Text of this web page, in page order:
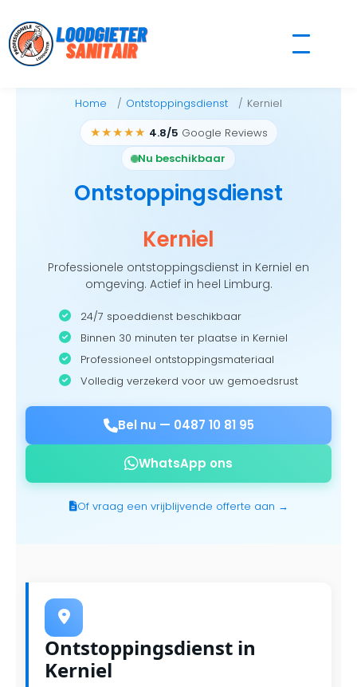
to
content
Home Ontstoppingsdienst Kerniel
★★★★★ 4.8/5 Google Reviews
Nu beschikbaar
Ontstoppingsdienst
Kerniel
Professionele ontstoppingsdienst in Kerniel en
omgeving. Actief in heel Limburg.
24/7 spoeddienst beschikbaar
Binnen 30 minuten ter plaatse in Kerniel
Professioneel ontstoppingsmateriaal
Volledig verzekerd voor uw gemoedsrust
Bel nu — 0487 10 81 95
WhatsApp ons
Of vraag een vrijblijvende offerte aan →
Ontstoppingsdienst in
Kerniel